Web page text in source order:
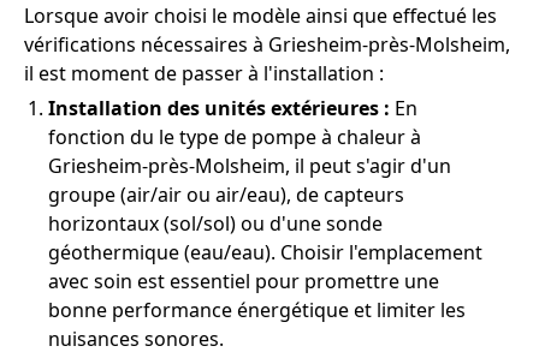
Lorsque avoir choisi le modèle ainsi que effectué les
vérifications nécessaires à Griesheim-près-Molsheim,
il est moment de passer à l'installation :
Installation des unités extérieures : En
fonction du le type de pompe à chaleur à
Griesheim-près-Molsheim, il peut s'agir d'un
groupe (air/air ou air/eau), de capteurs
horizontaux (sol/sol) ou d'une sonde
géothermique (eau/eau). Choisir l'emplacement
avec soin est essentiel pour promettre une
bonne performance énergétique et limiter les
nuisances sonores.